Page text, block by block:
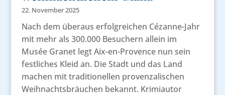
22. November 2025
Nach dem überaus erfolgreichen Cézanne-Jahr
mit mehr als 300.000 Besuchern allein im
Musée Granet legt Aix-en-Provence nun sein
festliches Kleid an. Die Stadt und das Land
machen mit traditionellen provenzalischen
Weihnachtsbräuchen bekannt. Krimiautor